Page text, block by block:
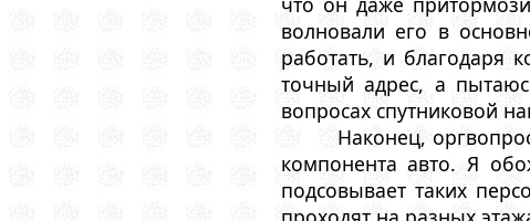
волновали его в
работать, и благодаря
точный адрес, а
вопросах спутниковой
Наконец,
компонента авто. Я
подсовывает таких